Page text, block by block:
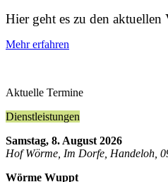
Hier geht es zu den aktuellen
Mehr erfahren
Aktuelle Termine
Dienstleistungen
Samstag, 8. August 2026
Hof Wörme, Im Dorfe, Handeloh,
Wörme Wuppt